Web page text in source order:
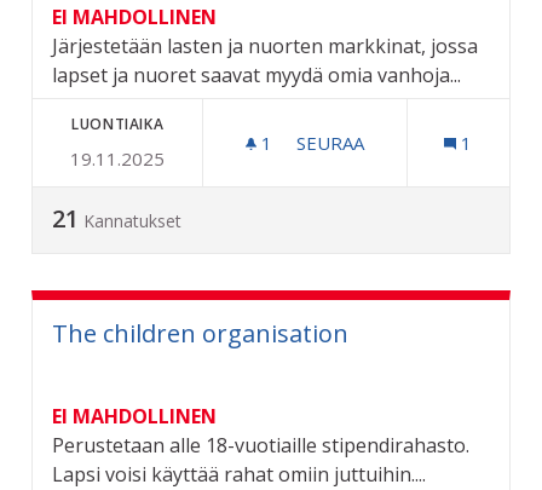
EI MAHDOLLINEN
Järjestetään lasten ja nuorten markkinat, jossa
lapset ja nuoret saavat myydä omia vanhoja...
LUONTIAIKA
19.11.2025
1 1 SEURAAJA
SEURAA 1
21 Kannatukset
The children organisation
EI MAHDOLLINEN
Perustetaan alle 18-vuotiaille stipendirahasto.
Lapsi voisi käyttää rahat omiin juttuihin....